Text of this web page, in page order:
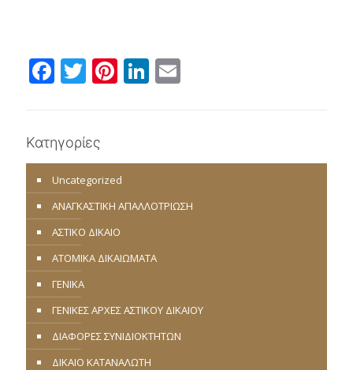
Facebook
Twitter
Pinterest
LinkedIn
Κατηγορίες
Uncategorized
ΑΝΑΓΚΑΣΤΙΚΗ ΑΠΑΛΛΟΤΡΙΩΣΗ
ΑΣΤΙΚΟ ΔΙΚΑΙΟ
ΑΤΟΜΙΚΑ ΔΙΚΑΙΩΜΑΤΑ
ΓΕΝΙΚΑ
ΓΕΝΙΚΕΣ ΑΡΧΕΣ ΑΣΤΙΚΟΥ ΔΙΚΑΙΟΥ
ΔΙΑΦΟΡΕΣ ΣΥΝΙΔΙΟΚΤΗΤΩΝ
ΔΙΚΑΙΟ ΚΑΤΑΝΑΛΩΤΗ